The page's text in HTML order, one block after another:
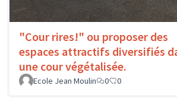
"Cour rires!" ou proposer des
espaces attractifs diversifiés
une cour végétalisée.
Ecole Jean Moulin 0 0